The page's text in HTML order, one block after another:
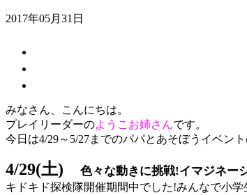
2017年05月31日
みなさん、こんにちは。
プレイリーダーのようこお姉さんです。
今日は4/29～5/27までのパパとあそぼうイベン
4/29(土) 色々な動きに挑戦!イマジネー
キドキド探検隊開催期間中でした!みんなで小